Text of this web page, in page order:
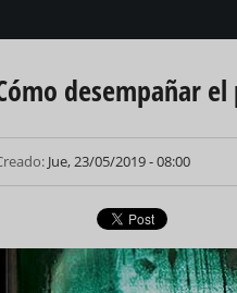
desempañar
Jue, 23/05/2019 - 08:00